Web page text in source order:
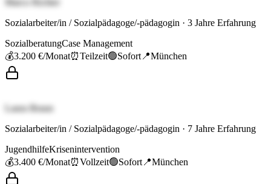
Marco Richter
Sozialarbeiter/in / Sozialpädagoge/-pädagogin · 3 Jahre Erfahrung
SozialberatungCase Management
💰3.200 €/Monat⏰Teilzeit🟢Sofort 📍München
Laura Braun
Sozialarbeiter/in / Sozialpädagoge/-pädagogin · 7 Jahre Erfahrung
JugendhilfeKrisenintervention
💰3.400 €/Monat⏰Vollzeit🟢Sofort 📍München